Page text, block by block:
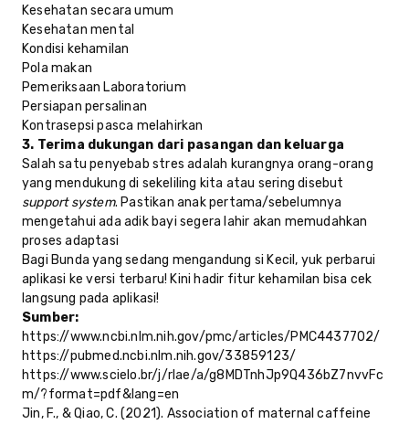
Kesehatan secara umum
Kesehatan mental
Kondisi kehamilan
Pola makan
Pemeriksaan Laboratorium
Persiapan persalinan
Kontrasepsi pasca melahirkan
3. Terima dukungan dari pasangan dan keluarga
Salah satu penyebab stres adalah kurangnya orang-orang
yang mendukung di sekeliling kita atau sering disebut
support system. Pastikan anak pertama/sebelumnya
mengetahui ada adik bayi segera lahir akan memudahkan
proses adaptasi
Bagi Bunda yang sedang mengandung si Kecil, yuk perbarui
aplikasi ke versi terbaru! Kini hadir fitur kehamilan bisa cek
langsung pada aplikasi!
Sumber:
https://www.ncbi.nlm.nih.gov/pmc/articles/PMC4437702/
https://pubmed.ncbi.nlm.nih.gov/33859123/
https://www.scielo.br/j/rlae/a/g8MDTnhJp9Q436bZ7nvvFc
m/?format=pdf&lang=en
Jin, F., & Qiao, C. (2021). Association of maternal caffeine